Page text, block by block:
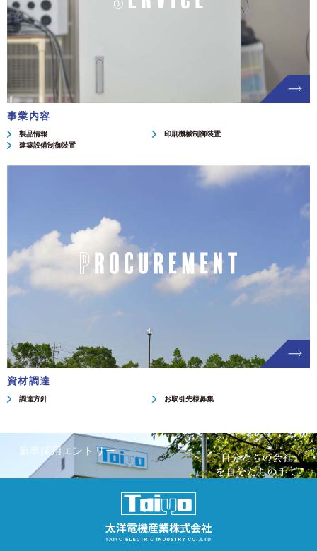
事業内容
製品情報
印刷機械制御装置
建築設備制御装置
資材調達
調達方針 お取引先様募集
新卒採用エントリー